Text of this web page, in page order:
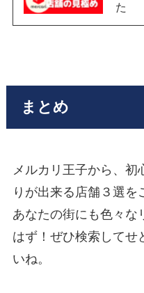
た
まとめ
メルカリ王子から、初
りが出来る店舗３選を
あなたの街にも色々な
はず！ぜひ検索してせ
いね。